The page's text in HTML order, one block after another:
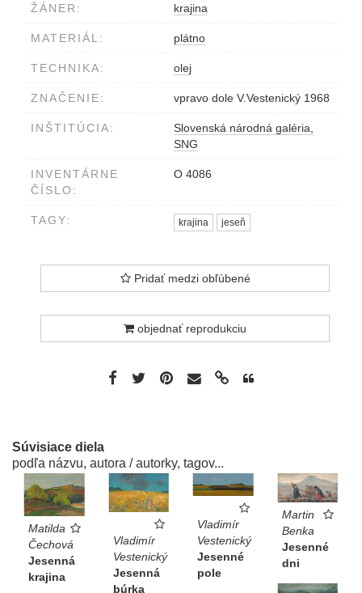
ŽÁNER: krajina
MATERIÁL: plátno
TECHNIKA: olej
ZNAČENIE: vpravo dole V.Vestenický 1968
INŠTITÚCIA:
Slovenská národná galéria,
SNG
INVENTÁRNE
ČÍSLO:
O 4086
TAGY: krajina jeseň
Pridať medzi obľúbené
objednať reprodukciu
Súvisiace diela
podľa názvu, autora / autorky, tagov...
Matilda
Čechová
Jesenná
krajina
Vladimír
Vestenický
Jesenná
búrka
Vladimír
Vestenický
Jesenné
pole
Martin
Benka
Jesenné
dni